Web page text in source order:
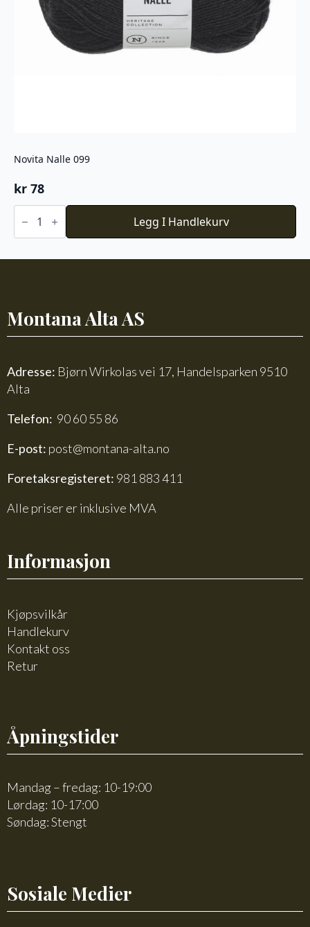
Novita Nalle 099
kr 78
Novita
Nalle
antall
Legg I Handlekurv
Montana Alta AS
Adresse: Bjørn Wirkolas vei 17, Handelsparken 9510
Alta
Telefon: 90 60 55 86
E-post: post@montana-alta.no
Foretaksregisteret: 981 883 411
Alle priser er inklusive MVA
Informasjon
Kjøpsvilkår
Handlekurv
Kontakt oss
Retur
Åpningstider
Mandag – fredag: 10-19:00
Lørdag: 10-17:00
Søndag: Stengt
Sosiale Medier